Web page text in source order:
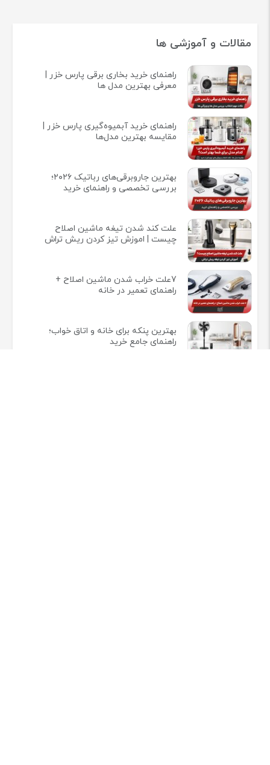
مقالات و آموزشی ها
راهنمای خرید بخاری برقی پارس خزر |
معرفی بهترین مدل ها
راهنمای خرید آبمیوه‌گیری پارس خزر |
مقایسه بهترین مدل‌ها
بهترین جاروبرقی‌های رباتیک ۲۰۲۶؛
بررسی تخصصی و راهنمای خرید
علت کند شدن تیغه ماشین اصلاح
چیست | اموزش تیز کردن ریش تراش
7علت خراب شدن ماشین اصلاح +
راهنمای تعمیر در خانه
بهترین پنکه برای خانه و اتاق خواب؛
راهنمای جامع خرید